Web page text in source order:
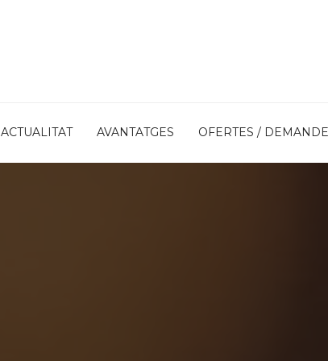
ACTUALITAT AVANTATGES OFERTES /